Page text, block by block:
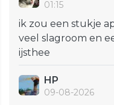
01:15
ik zou een stukje
veel slagroom en
ijsthee
HP
09-08-2026